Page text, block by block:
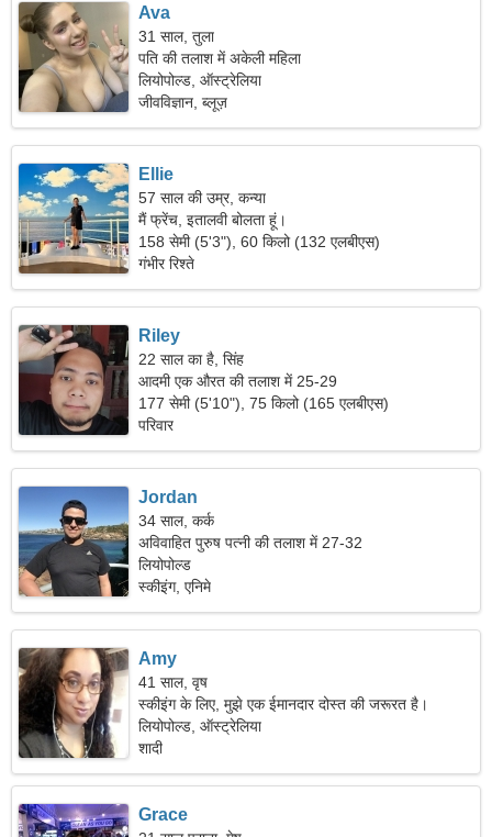
Ava
31 साल, तुला
पति की तलाश में अकेली महिला
लियोपोल्ड, ऑस्ट्रेलिया
जीवविज्ञान, ब्लूज़
Ellie
57 साल की उम्र, कन्या
मैं फ्रेंच, इतालवी बोलता हूं।
158 सेमी (5'3"), 60 किलो (132 एलबीएस)
गंभीर रिश्ते
Riley
22 साल का है, सिंह
आदमी एक औरत की तलाश में 25-29
177 सेमी (5'10"), 75 किलो (165 एलबीएस)
परिवार
Jordan
34 साल, कर्क
अविवाहित पुरुष पत्नी की तलाश में 27-32
लियोपोल्ड
स्कीइंग, एनिमे
Amy
41 साल, वृष
स्कीइंग के लिए, मुझे एक ईमानदार दोस्त की जरूरत है।
लियोपोल्ड, ऑस्ट्रेलिया
शादी
Grace